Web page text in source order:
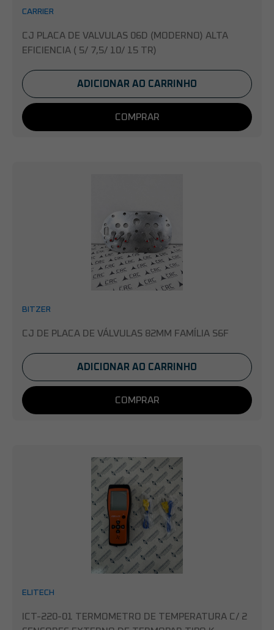
CARRIER
CJ PLACA DE VALVULAS 06D (MODERNO) ALTA
EFICIENCIA ( 5/ 7,5/ 10/ 15 TR)
ADICIONAR AO CARRINHO
COMPRAR
BITZER
CJ DE PLACA DE VÁLVULAS 82MM FAMÍLIA S6F
ADICIONAR AO CARRINHO
COMPRAR
ELITECH
ICT-220-01 TERMOMETRO DE TEMPERATURA C/ 2